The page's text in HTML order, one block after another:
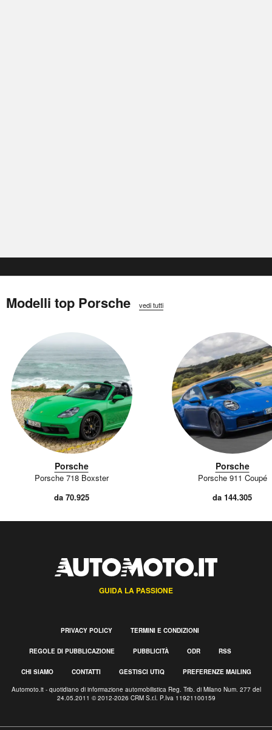
Modelli top Porsche vedi tutti
Porsche
Porsche 718 Boxster
da 70.925
Porsche
Porsche 911 Coupé
da 144.305
GUIDA LA PASSIONE
PRIVACY POLICY TERMINI E CONDIZIONI
REGOLE DI PUBBLICAZIONE PUBBLICITÀ ODR RSS
CHI SIAMO CONTATTI GESTISCI UTIQ PREFERENZE MAILING
Automoto.it - quotidiano di informazione automobilistica Reg. Trib. di Milano Num. 277 del
24.05.2011 © 2012-2026 CRM S.r.l. P.Iva 11921100159